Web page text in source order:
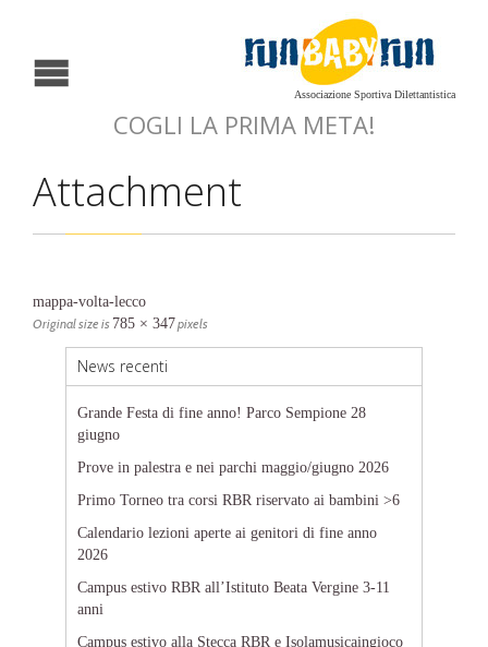
Associazione Sportiva Dilettantistica
COGLI LA PRIMA META!
Attachment
mappa-volta-lecco
Original size is 785 × 347pixels
News recenti
Grande Festa di fine anno! Parco Sempione 28
giugno
Prove in palestra e nei parchi maggio/giugno 2026
Primo Torneo tra corsi RBR riservato ai bambini >6
Calendario lezioni aperte ai genitori di fine anno
2026
Campus estivo RBR all’Istituto Beata Vergine 3-11
anni
Campus estivo alla Stecca RBR e Isolamusicaingioco